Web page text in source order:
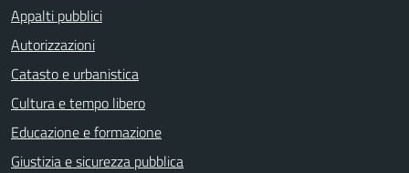
Appalti pubblici
Autorizzazioni
Catasto e urbanistica
Cultura e tempo libero
Educazione e formazione
Giustizia e sicurezza pubblica